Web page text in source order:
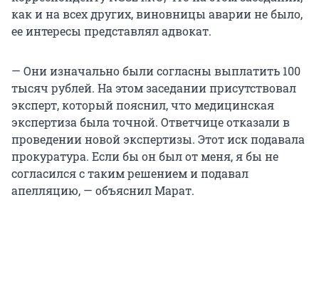
как и на всех других, виновницы аварии не было,
ее интересы представлял адвокат.
— Они изначально были согласны выплатить 100
тысяч рублей. На этом заседании присутствовал
эксперт, который пояснил, что медицинская
экспертиза была точной. Ответчице отказали в
проведении новой экспертизы. Этот иск подавала
прокуратура. Если бы он был от меня, я бы не
согласился с таким решением и подавал
апелляцию, — объяснил Марат.